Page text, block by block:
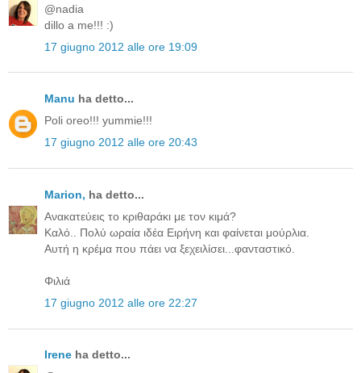
@nadia
dillo a me!!! :)
17 giugno 2012 alle ore 19:09
Manu ha detto...
Poli oreo!!! yummie!!!
17 giugno 2012 alle ore 20:43
Μarion, ha detto...
Ανακατεύεις το κριθαράκι με τον κιμά?
Καλό.. Πολύ ωραία ιδέα Ειρήνη και φαίνεται μούρλια.
Αυτή η κρέμα που πάει να ξεχειλίσει...φανταστικό.
Φιλιά
17 giugno 2012 alle ore 22:27
Irene ha detto...